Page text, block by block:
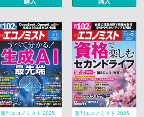
購入 購入
週刊エコノミスト 2025
週刊エコノミスト 2025